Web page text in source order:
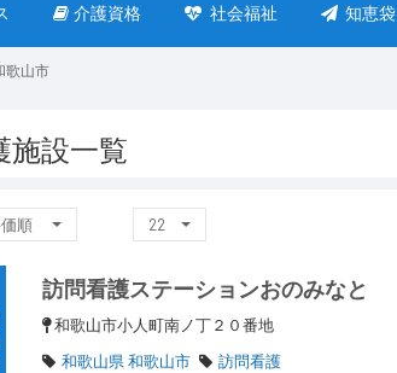
介護資格 社会福祉 知恵袋
歌山市
設一覧
順 22
訪問看護ステーションおのみなと
和歌山市小人町南ノ丁２０番地
和歌山県 和歌山市
訪問看護